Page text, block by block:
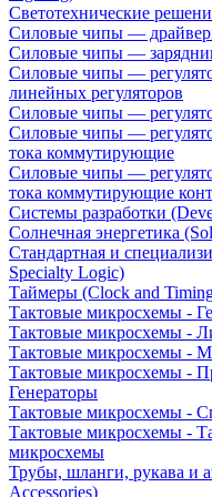
Светотехнические
Силовые чипы —
Силовые чипы —
Силовые чипы —
линейных регуляторов
Силовые чипы —
Силовые чипы —
тока коммутирующие
Силовые чипы —
тока коммутирующие
Системы разработки
Солнечная энергетика
Стандартная и
Specialty Logic)
Таймеры (Clock and
Тактовые микросхемы -
Тактовые микросхемы -
Тактовые микросхемы -
Тактовые микросхемы -
Генераторы
Тактовые микросхемы -
Тактовые микросхемы -
микросхемы
Трубы, шланги, рукава и
Accessories)